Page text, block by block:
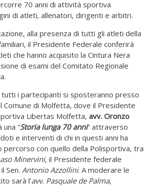
70 anni di attività sportiva
di atleti, allenatori, dirigenti e arbitri.
alla presenza di tutti gli atleti della
il Presidente Federale conferirà
che hanno acquisito la Cintura Nera
di esami del Comitato Regionale
tutti i partecipanti si sposteranno presso
Comune di Molfetta, dove il Presidente
Libertas Molfetta, avv. Oronzo
“Storia lunga 70 anni” attraverso
e interventi di chi in questi anni ha
percorso con quello della Polisportiva, tra
Minervini, il Presidente federale
Sen. Antonio Azzollini. A moderare le
sarà l’avv. Pasquale de Palma,